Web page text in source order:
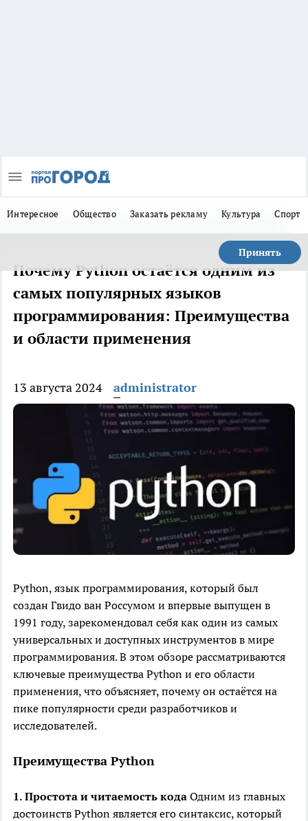
Интересное Общество Заказать рекламу Культура Спорт
Принять
Почему Python остаётся одним из
самых популярных языков
программирования: Преимущества
и области применения
13 августа 2024 administrator
Python, язык программирования, который был
создан Гвидо ван Россумом и впервые выпущен в
1991 году, зарекомендовал себя как один из самых
универсальных и доступных инструментов в мире
программирования. В этом обзоре рассматриваются
ключевые преимущества Python и его области
применения, что объясняет, почему он остаётся на
пике популярности среди разработчиков и
исследователей.
Преимущества Python
1. Простота и читаемость кода Одним из главных
достоинств Python является его синтаксис, который